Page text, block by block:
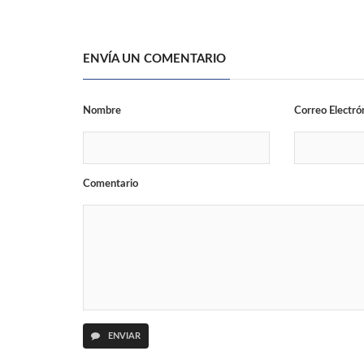
ENVÍA UN COMENTARIO
Nombre Correo
Comentario
ENVIAR